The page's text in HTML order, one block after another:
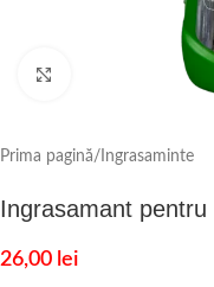
Prima pagină/ Ingrasaminte
Ingrasamant
26,00 lei